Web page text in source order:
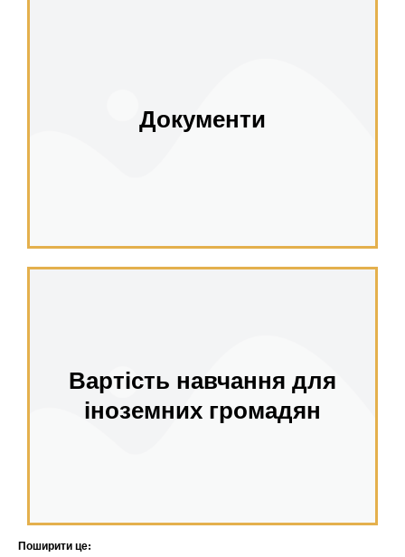
Документи
Вартість навчання для
іноземних громадян
Поширити це: